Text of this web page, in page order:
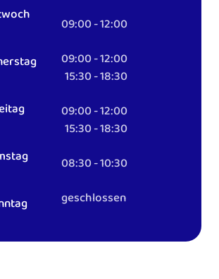
09:00 - 12:00
09:00 - 12:00
15:30 - 18:30
09:00 - 12:00
15:30 - 18:30
08:30 - 10:30
geschlossen